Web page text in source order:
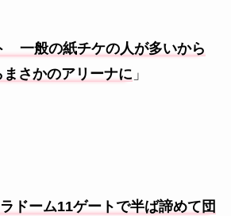
一般の紙チケの人が多いから
さかのアリーナに 」
ドーム11ゲートで半ば諦めて団